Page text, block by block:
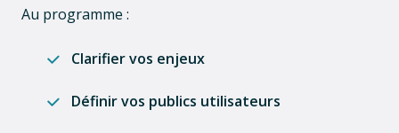
Au programme :
Clarifier vos enjeux
Définir vos publics utilisateurs